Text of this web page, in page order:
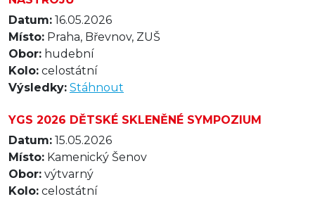
Datum: 16.05.2026
Místo: Praha, Břevnov, ZUŠ
Obor: hudební
Kolo: celostátní
Výsledky: Stáhnout
YGS 2026 DĚTSKÉ SKLENĚNÉ SYMPOZIUM
Datum: 15.05.2026
Místo: Kamenický Šenov
Obor: výtvarný
Kolo: celostátní